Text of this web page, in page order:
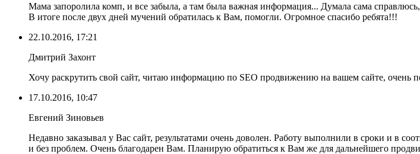
Мама запоролила комп, и все забыла, а там была важная информация... Думала сама
В итоге после двух дней мучений обратилась к Вам, помогли. Огромное спасибо ребята!!!
22.10.2016, 17:21
Дмитрий Захонт
Хочу раскрутить свой сайт, читаю информацию по SEO продвижению на вашем сайте, очень
17.10.2016, 10:47
Евгений Зиновьев
Недавно заказывал у Вас сайт, результатами очень доволен. Работу выполнили в сроки и в
и без проблем. Очень благодарен Вам. Планирую обратиться к Вам же для дальнейшего